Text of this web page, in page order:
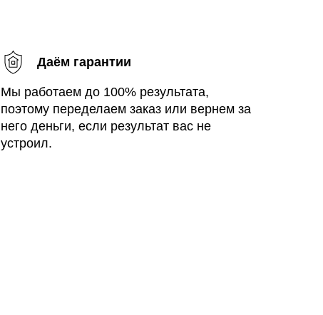
Даём гарантии
Мы работаем до 100% результата,
поэтому переделаем заказ или вернем за
него деньги, если результат вас не
устроил.